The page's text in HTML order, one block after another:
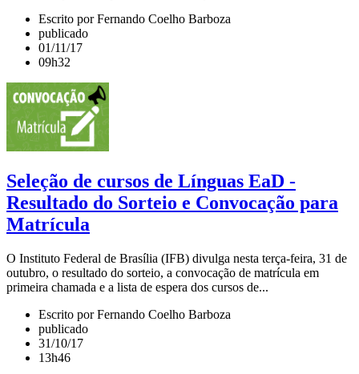
Escrito por Fernando Coelho Barboza
publicado
01/11/17
09h32
Seleção de cursos de Línguas EaD -
Resultado do Sorteio e Convocação para
Matrícula
O Instituto Federal de Brasília (IFB) divulga nesta terça-feira, 31 de
outubro, o resultado do sorteio, a convocação de matrícula em
primeira chamada e a lista de espera dos cursos de...
Escrito por Fernando Coelho Barboza
publicado
31/10/17
13h46